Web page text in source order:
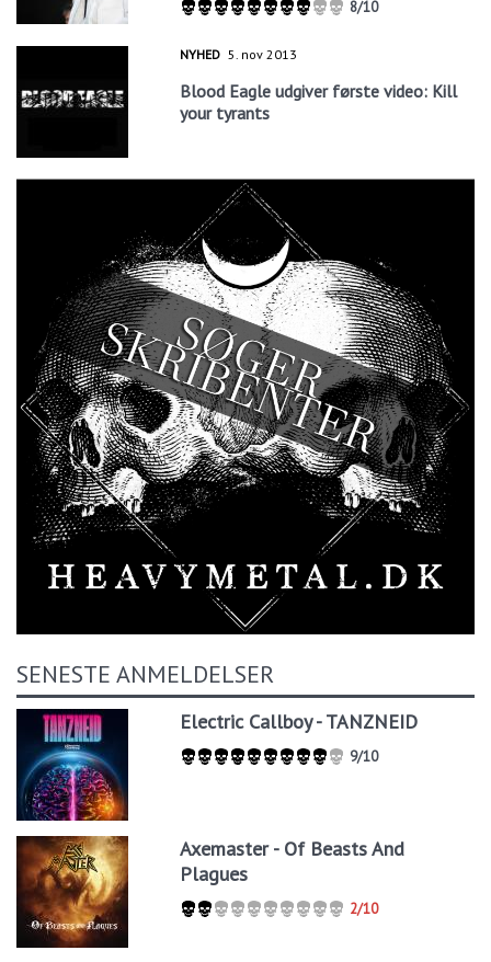
8/10
NYHED 5. nov 2013
Blood Eagle udgiver første video: Kill
your tyrants
SENESTE ANMELDELSER
Electric Callboy - TANZNEID
9/10
Axemaster - Of Beasts And
Plagues
2/10